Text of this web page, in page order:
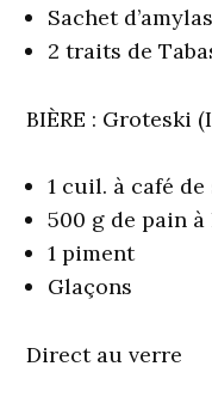
Sachet
2 traits de
BIÈRE : Groteski
1 cuil. à café de
500 g de pain
1 piment
Glaçons
Direct au verre